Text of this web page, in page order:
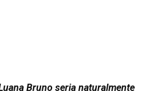
Bruno seria naturalmente